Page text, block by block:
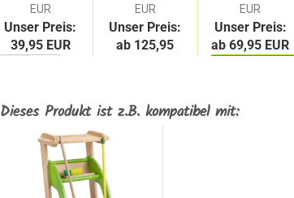
EUR
Unser Preis:
39,95 EUR
WARENKORB
EUR
Unser Preis:
ab 125,95
EUR
Unser Preis:
ab 69,95 EUR
Dieses Produkt ist z.B. kompatibel mit: